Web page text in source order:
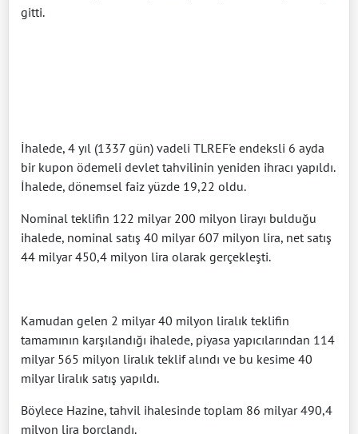
gitti.
İhalede, 4 yıl (1337 gün) vadeli TLREF'e endeksli 6 ayda
bir kupon ödemeli devlet tahvilinin yeniden ihracı yapıldı.
İhalede, dönemsel faiz yüzde 19,22 oldu.
Nominal teklifin 122 milyar 200 milyon lirayı bulduğu
ihalede, nominal satış 40 milyar 607 milyon lira, net satış
44 milyar 450,4 milyon lira olarak gerçekleşti.
Kamudan gelen 2 milyar 40 milyon liralık teklifin
tamamının karşılandığı ihalede, piyasa yapıcılarından 114
milyar 565 milyon liralık teklif alındı ve bu kesime 40
milyar liralık satış yapıldı.
Böylece Hazine, tahvil ihalesinde toplam 86 milyar 490,4
milyon lira borçlandı.